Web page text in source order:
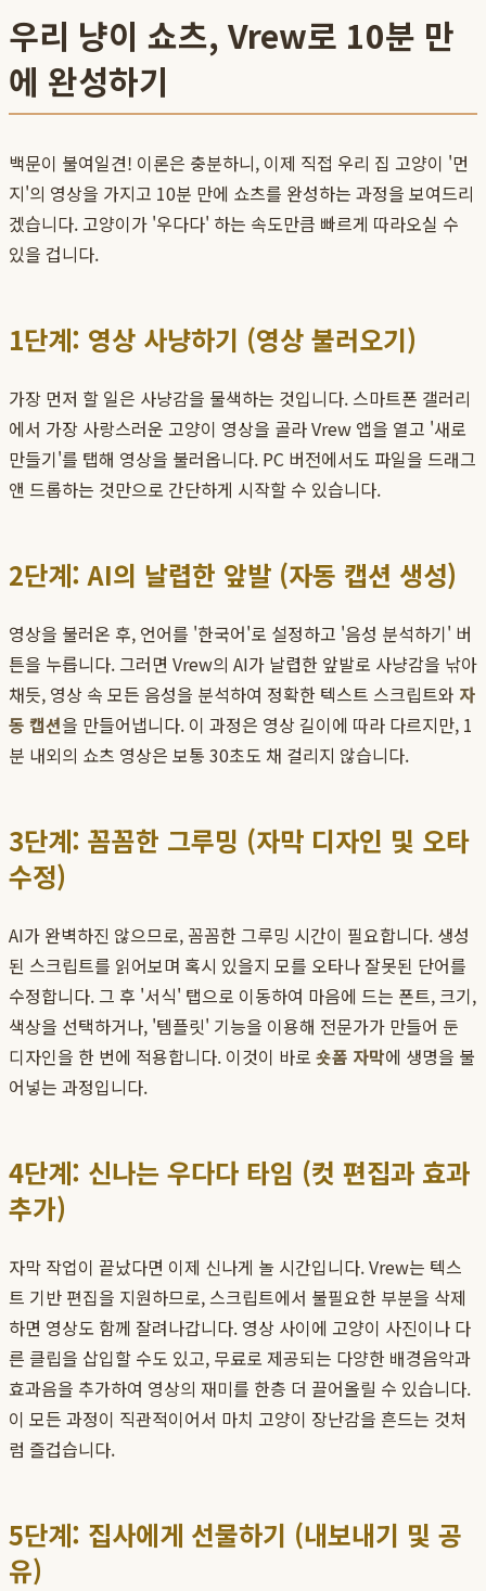
우리 냥이 쇼츠, Vrew로 10분 만
에 완성하기
백문이 불여일견! 이론은 충분하니, 이제 직접 우리 집 고양이 '먼
지'의 영상을 가지고 10분 만에 쇼츠를 완성하는 과정을 보여드리
겠습니다. 고양이가 '우다다' 하는 속도만큼 빠르게 따라오실 수
있을 겁니다.
1단계: 영상 사냥하기 (영상 불러오기)
가장 먼저 할 일은 사냥감을 물색하는 것입니다. 스마트폰 갤러리
에서 가장 사랑스러운 고양이 영상을 골라 Vrew 앱을 열고 '새로
만들기'를 탭해 영상을 불러옵니다. PC 버전에서도 파일을 드래그
앤 드롭하는 것만으로 간단하게 시작할 수 있습니다.
2단계: AI의 날렵한 앞발 (자동 캡션 생성)
영상을 불러온 후, 언어를 '한국어'로 설정하고 '음성 분석하기' 버
튼을 누릅니다. 그러면 Vrew의 AI가 날렵한 앞발로 사냥감을 낚아
채듯, 영상 속 모든 음성을 분석하여 정확한 텍스트 스크립트와 자
동 캡션을 만들어냅니다. 이 과정은 영상 길이에 따라 다르지만, 1
분 내외의 쇼츠 영상은 보통 30초도 채 걸리지 않습니다.
3단계: 꼼꼼한 그루밍 (자막 디자인 및 오타
수정)
AI가 완벽하진 않으므로, 꼼꼼한 그루밍 시간이 필요합니다. 생성
된 스크립트를 읽어보며 혹시 있을지 모를 오타나 잘못된 단어를
수정합니다. 그 후 '서식' 탭으로 이동하여 마음에 드는 폰트, 크기,
색상을 선택하거나, '템플릿' 기능을 이용해 전문가가 만들어 둔
디자인을 한 번에 적용합니다. 이것이 바로 숏폼 자막에 생명을 불
어넣는 과정입니다.
4단계: 신나는 우다다 타임 (컷 편집과 효과
추가)
자막 작업이 끝났다면 이제 신나게 놀 시간입니다. Vrew는 텍스
트 기반 편집을 지원하므로, 스크립트에서 불필요한 부분을 삭제
하면 영상도 함께 잘려나갑니다. 영상 사이에 고양이 사진이나 다
른 클립을 삽입할 수도 있고, 무료로 제공되는 다양한 배경음악과
효과음을 추가하여 영상의 재미를 한층 더 끌어올릴 수 있습니다.
이 모든 과정이 직관적이어서 마치 고양이 장난감을 흔드는 것처
럼 즐겁습니다.
5단계: 집사에게 선물하기 (내보내기 및 공
유)